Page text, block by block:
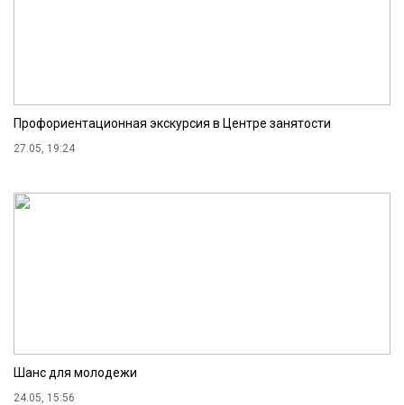
Профориентационная экскурсия в Центре занятости
27.05, 19:24
Шанс для молодежи
24.05, 15:56